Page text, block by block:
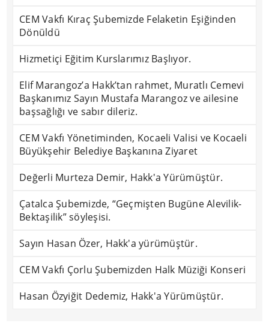
CEM Vakfı Kıraç Şubemizde Felaketin Eşiğinden
Dönüldü
Hizmetiçi Eğitim Kurslarımız Başlıyor.
Elif Marangoz’a Hakk’tan rahmet, Muratlı Cemevi
Başkanımız Sayın Mustafa Marangoz ve ailesine
başsağlığı ve sabır dileriz.
CEM Vakfı Yönetiminden, Kocaeli Valisi ve Kocaeli
Büyükşehir Belediye Başkanına Ziyaret
Değerli Murteza Demir, Hakk'a Yürümüştür.
Çatalca Şubemizde, “Geçmişten Bugüne Alevilik-
Bektaşilik” söyleşisi.
Sayın Hasan Özer, Hakk'a yürümüştür.
CEM Vakfı Çorlu Şubemizden Halk Müziği Konseri
Hasan Özyiğit Dedemiz, Hakk'a Yürümüştür.